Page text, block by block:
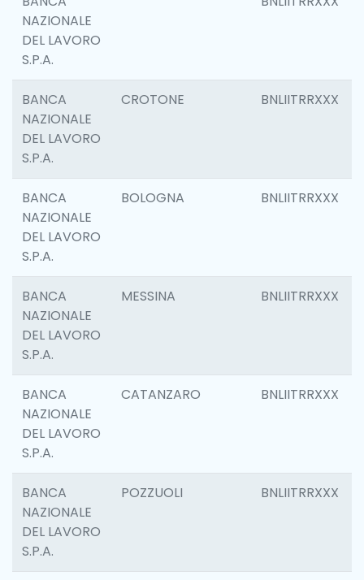
NAZIONALE
DEL LAVORO
S.P.A.
BANCA
NAZIONALE
DEL LAVORO
S.P.A.
CROTONE BNLIITRRXXX
BANCA
NAZIONALE
DEL LAVORO
S.P.A.
BOLOGNA BNLIITRRXXX
BANCA
NAZIONALE
DEL LAVORO
S.P.A.
MESSINA BNLIITRRXXX
BANCA
NAZIONALE
DEL LAVORO
S.P.A.
CATANZARO BNLIITRRXXX
BANCA
NAZIONALE
DEL LAVORO
S.P.A.
POZZUOLI BNLIITRRXXX